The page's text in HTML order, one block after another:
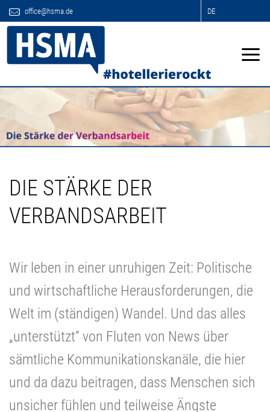
office@hsma.de DE
DIE STÄRKE DER
VERBANDSARBEIT
Wir leben in einer unruhigen Zeit: Politische
und wirtschaftliche Herausforderungen, die
Welt im (ständigen) Wandel. Und das alles
„unterstützt“ von Fluten von News über
sämtliche Kommunikationskanäle, die hier
und da dazu beitragen, dass Menschen sich
unsicher fühlen und teilweise Ängste